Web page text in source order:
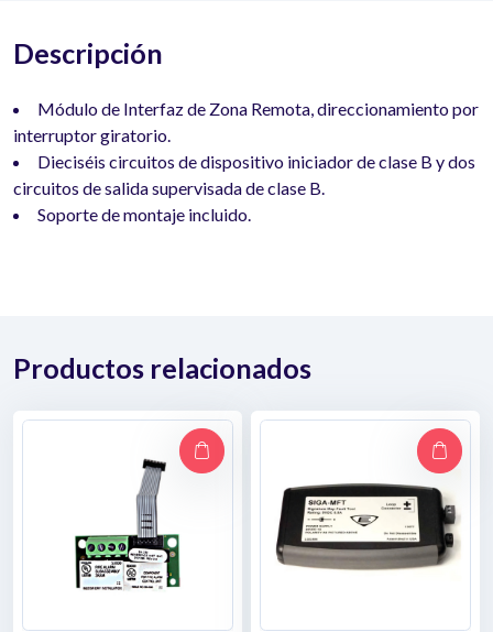
Descripción
Módulo de Interfaz de Zona Remota, direccionamiento por
interruptor giratorio.
Dieciséis circuitos de dispositivo iniciador de clase B y dos
circuitos de salida supervisada de clase B.
Soporte de montaje incluido.
Productos relacionados